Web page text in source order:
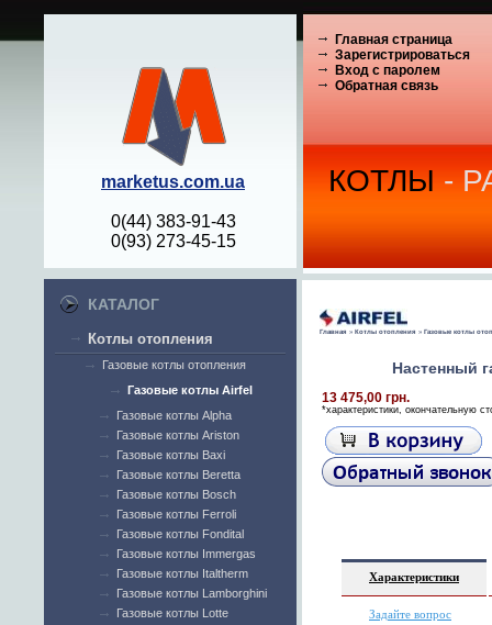
marketus.com.ua
0(44) 383-91-43
0(93) 273-45-15
КОТЛЫ -
Главная страница
Зарегистрироваться
Вход с паролем
Обратная связь
КАТАЛОГ
Котлы отопления
Газовые котлы отопления
Газовые котлы Airfel
Газовые котлы Alpha
Газовые котлы Ariston
Газовые котлы Baxi
Газовые котлы Beretta
Газовые котлы Bosch
Газовые котлы Ferroli
Газовые котлы Fondital
Газовые котлы Immergas
Газовые котлы Italtherm
Газовые котлы Lamborghini
Газовые котлы Lotte
Главная » Котлы отопления » Газовые котлы
Настенный
13 475,00 грн.
*характеристики, окончательную
Характеристики
Задайте вопрос